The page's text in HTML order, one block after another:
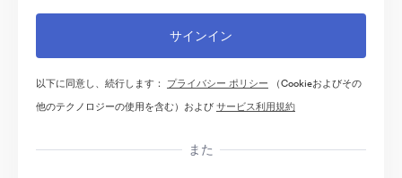
以下に同意し、続行します： プライバシー ポリシー （Cookieおよびその
他のテクノロジーの使用を含む）およびサービス利用規約
また